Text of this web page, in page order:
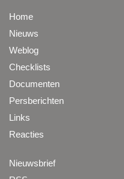
Home
Nieuws
Weblog
Checklists
Documenten
Persberichten
Links
Reacties
Nieuwsbrief